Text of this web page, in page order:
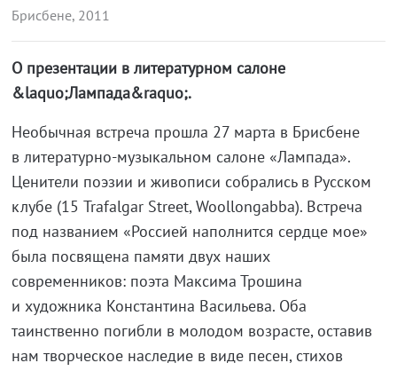
Брисбене, 2011
О презентации в литературном салоне
&laquo;Лампада&raquo;.
Необычная встреча прошла 27 марта в Брисбене
в литературно-музыкальном салоне «Лампада».
Ценители поэзии и живописи собрались в Русском
клубе (15 Trafalgar Street, Woollongabba). Встреча
под названием «Россией наполнится сердце мое»
была посвящена памяти двух наших
современников: поэта Максима Трошина
и художника Константина Васильева. Оба
таинственно погибли в молодом возрасте, оставив
нам творческое наследие в виде песен, стихов